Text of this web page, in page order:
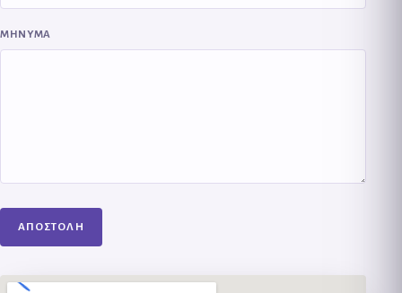
ΜΗΝΥΜΑ
ΑΠΟΣΤΟΛΗ